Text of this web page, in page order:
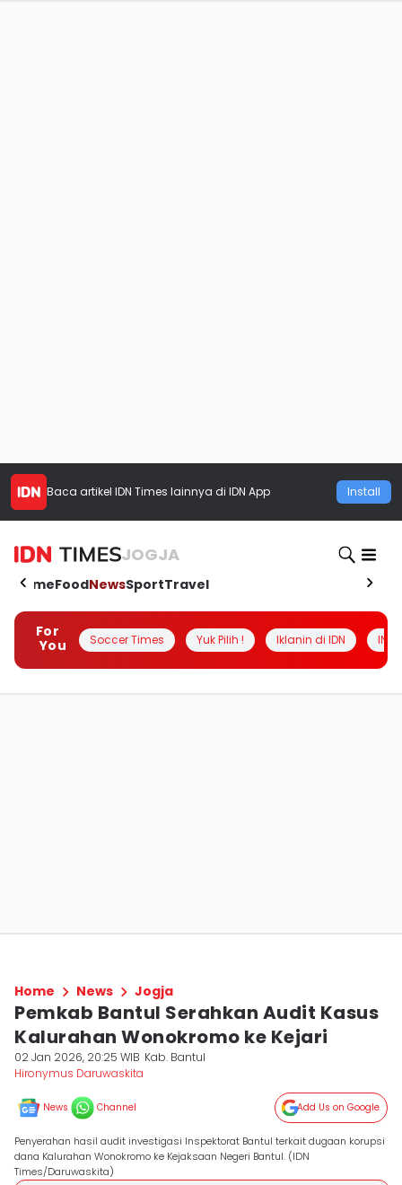
Baca artikel IDN Times lainnya di IDN App Install
JOGJA
HomeFoodNewsSportTravel
For
You
Soccer Times Yuk Pilih ! Iklanin di IDN
Home News Jogja
Pemkab Bantul Serahkan Audit Kasus
Kalurahan Wonokromo ke Kejari
02 Jan 2026, 20:25 WIB Kab. Bantul
Hironymus Daruwaskita
News Channel Add Us on Google
Penyerahan hasil audit investigasi Inspektorat Bantul terkait dugaan korupsi
dana Kalurahan Wonokromo ke Kejaksaan Negeri Bantul. (IDN
Times/Daruwaskita)